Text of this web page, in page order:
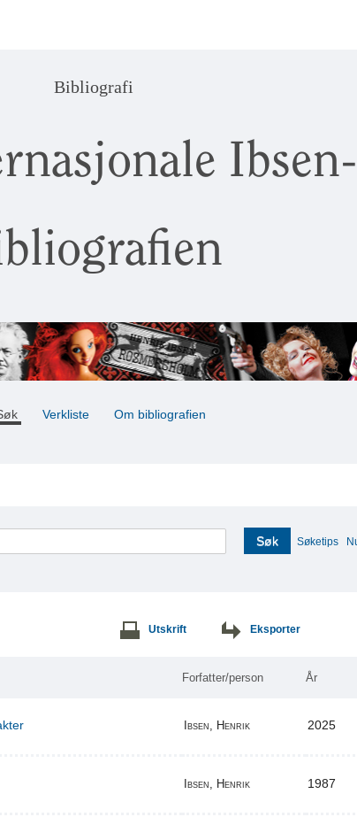
Bibliografi
Ibsen-
Verkliste Om bibliografien
Søk Søketips
Utskrift Eksporter
Forfatter/person År
Ibsen, Henrik 2025
Ibsen, Henrik 1987